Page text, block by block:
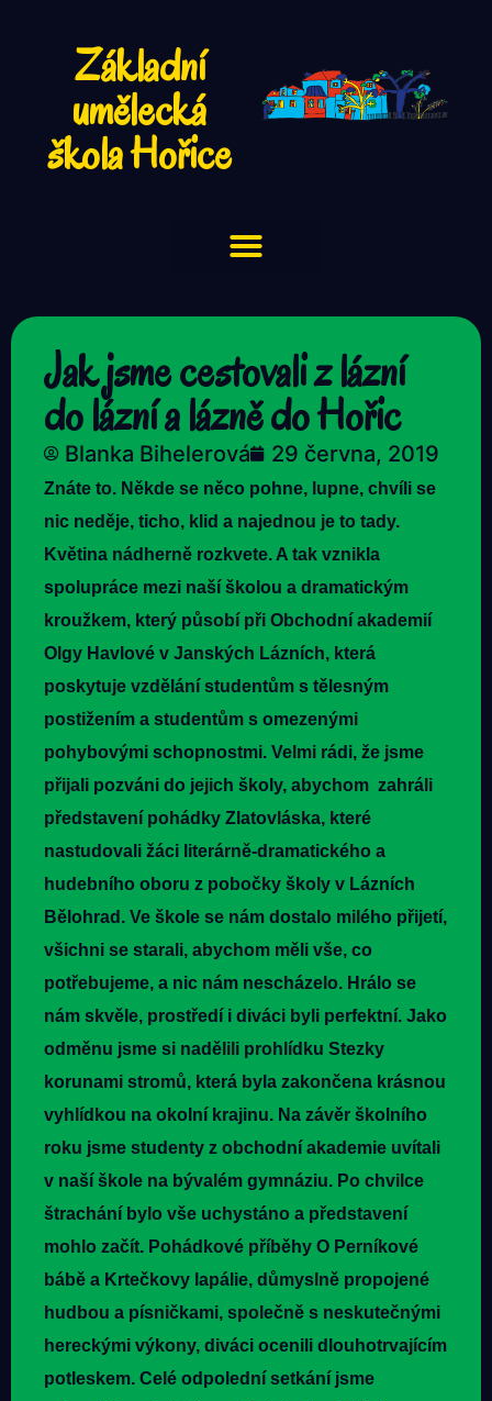
Základní
umělecká
škola Hořice
Jak jsme cestovali z lázní
do lázní a lázně do Hořic
Blanka Bihelerová 29 června, 2019
Znáte to. Někde se něco pohne, lupne, chvíli se
nic neděje, ticho, klid a najednou je to tady.
Květina nádherně rozkvete. A tak vznikla
spolupráce mezi naší školou a dramatickým
kroužkem, který působí při Obchodní akademií
Olgy Havlové v Janských Lázních, která
poskytuje vzdělání studentům s tělesným
postižením a studentům s omezenými
pohybovými schopnostmi. Velmi rádi, že jsme
přijali pozváni do jejich školy, abychom zahráli
představení pohádky Zlatovláska, které
nastudovali žáci literárně-dramatického a
hudebního oboru z pobočky školy v Lázních
Bělohrad. Ve škole se nám dostalo milého přijetí,
všichni se starali, abychom měli vše, co
potřebujeme, a nic nám nescházelo. Hrálo se
nám skvěle, prostředí i diváci byli perfektní. Jako
odměnu jsme si nadělili prohlídku Stezky
korunami stromů, která byla zakončena krásnou
vyhlídkou na okolní krajinu. Na závěr školního
roku jsme studenty z obchodní akademie uvítali
v naší škole na bývalém gymnáziu. Po chvilce
štrachání bylo vše uchystáno a představení
mohlo začít. Pohádkové příběhy O Perníkové
bábě a Krtečkovy lapálie, důmyslně propojené
hudbou a písničkami, společně s neskutečnými
hereckými výkony, diváci ocenili dlouhotrvajícím
potleskem. Celé odpolední setkání jsme